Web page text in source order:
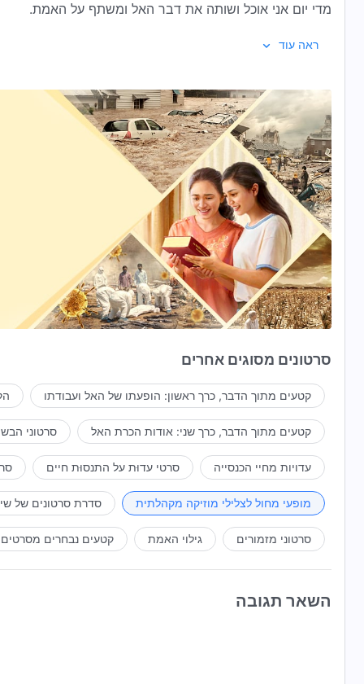
מדי יום אני אוכל ושותה את דבר האל ומשתף על האמת.
לבי מתבהר יותר ויותר בעת שאני מבין את האמת.
שבהם עליי לבחור בחיים האלה,
ורק אז אני מוצא את החיים האמיתיים.
אני מיישם בפועל את דברי האל ומחפש להיות אדם ישר.
אני משלים את חובתי באופן מציאותי כדי לרצות את האל.
אנו מצהירים ונושאים עדות לאל כשאנו מאוחדים בלב ובנפש,
ולבבותינו מלאים בשמחה ובמתיקות.
II
זכיתי באמת ואני מביא לידי ביטוי את המציאות.
הזכייה באישור האל היא הברכה הגדולה ביותר.
לא משנה כיצד האל מתייחס אליי, הכול טוב,
והכול נועד לעזור לי לצמוח ולהתבגר בחיים.
עם לב של התמסרות, אני רואה את רצונו הטוב של האל.
במהלך חוויותיי, ראיתי את חמדתו ואת חביבותו של האל.
ראה עוד
סרטונים מסוגים אחרים
קטעים מתוך הדבר, כרך ראשון: הופעתו של האל ועבודתו
קטעים מתוך הדבר, כרך שני: אודות הכרת האל סרטוני
עדויות מחיי הכנסייה סרטי עדוּת על התנסוּת חיים
מופעי מחול לצלילי מוזיקה מקהלתית סדרת סרטונים של
סרטוני מזמורים גילוי האמת קטעים נבחרים מסרטים
השאר תגובה